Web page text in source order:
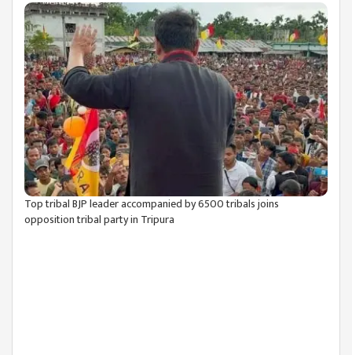
Top tribal BJP leader accompanied by 6500 tribals joins
opposition tribal party in Tripura